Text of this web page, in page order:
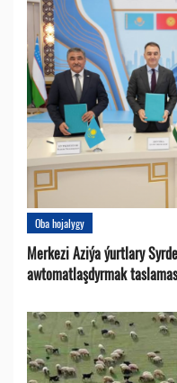
Oba hojalygy
Merkezi Aziýa ýurtlary
awtomatlaşdyrmak